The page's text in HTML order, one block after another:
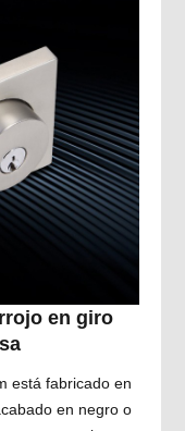
en giro
está fabricado en
en negro o